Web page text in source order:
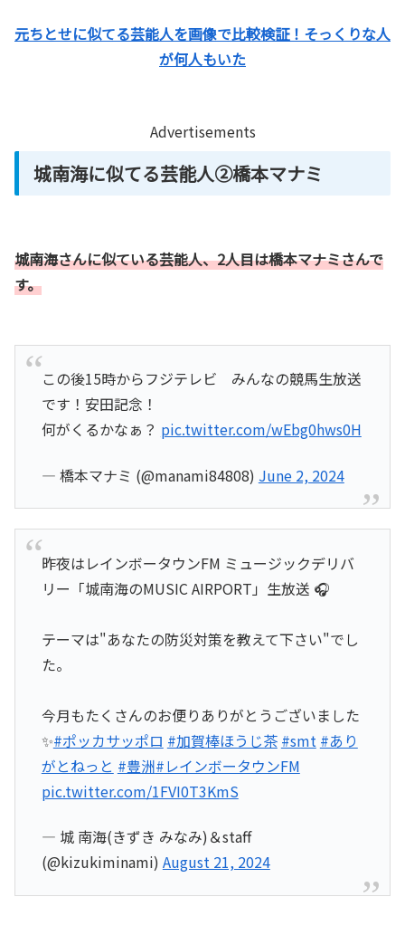
元ちとせに似てる芸能人を画像で比較検証！そっくりな人
が何人もいた
Advertisements
城南海に似てる芸能人②橋本マナミ
城南海さんに似ている芸能人、2人目は橋本マナミさんで
す。
この後15時からフジテレビ みんなの競馬生放送
です！安田記念！
何がくるかなぁ？ pic.twitter.com/wEbg0hws0H
— 橋本マナミ (@manami84808) June 2, 2024
昨夜はレインボータウンFM ミュージックデリバ
リー「城南海のMUSIC AIRPORT」生放送 🎧
テーマは"あなたの防災対策を教えて下さい"でし
た。
今月もたくさんのお便りありがとうございました
✨#ポッカサッポロ #加賀棒ほうじ茶 #smt #あり
がとねっと #豊洲#レインボータウンFM
pic.twitter.com/1FVI0T3KmS
— 城 南海(きずき みなみ)＆staff
(@kizukiminami) August 21, 2024